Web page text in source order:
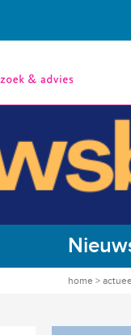
home >